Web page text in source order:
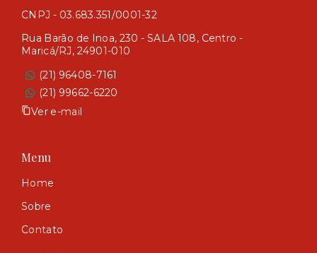
CNPJ - 03.683.351/0001-32
Rua Barão de Inoa, 230 - SALA 108, Centro -
Maricá/RJ, 24901-010
(21) 96408-7161
(21) 99662-6220
Ver e-mail
Menu
Home
Sobre
Contato